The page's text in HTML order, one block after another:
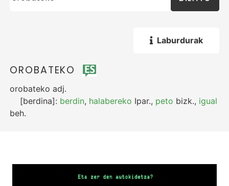
Laburdurak
OROBATEKO
orobateko adj.
[berdina]: berdin, halabereko Ipar., peto bizk., igual
beh.